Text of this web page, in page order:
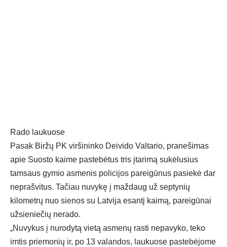
Rado laukuose
Pasak Biržų PK viršininko Deivido Valtario, pranešimas
apie Suosto kaime pastebėtus tris įtarimą sukėlusius
tamsaus gymio asmenis policijos pareigūnus pasiekė dar
neprašvitus. Tačiau nuvykę į maždaug už septynių
kilometrų nuo sienos su Latvija esantį kaimą, pareigūnai
užsieniečių nerado.
„Nuvykus į nurodytą vietą asmenų rasti nepavyko, teko
imtis priemonių ir, po 13 valandos, laukuose pastebėjome